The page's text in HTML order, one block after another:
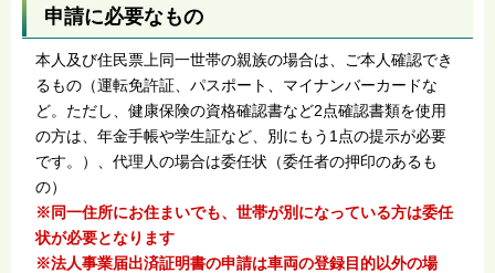
申請に必要なもの
本人及び住民票上同一世帯の親族の場合は、ご本人確認でき
るもの（運転免許証、パスポート、マイナンバーカードな
ど。ただし、健康保険の資格確認書など2点確認書類を使用
の方は、年金手帳や学生証など、別にもう1点の提示が必要
です。）、代理人の場合は委任状（委任者の押印のあるも
の）
※同一住所にお住まいでも、世帯が別になっている方は委任
状が必要となります
※法人事業届出済証明書の申請は車両の登録目的以外の場